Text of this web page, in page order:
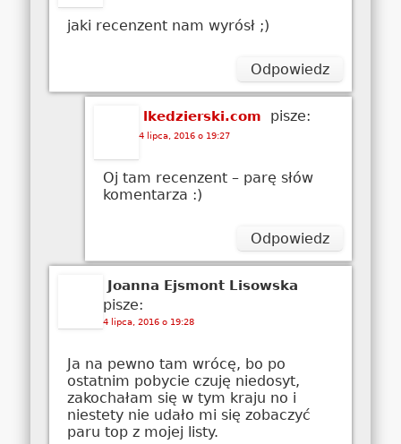
jaki recenzent nam wyrósł ;)
Odpowiedz
lkedzierski.com pisze:
4 lipca, 2016 o 19:27
Oj tam recenzent – parę słów
komentarza :)
Odpowiedz
Joanna Ejsmont Lisowska
pisze:
4 lipca, 2016 o 19:28
Ja na pewno tam wrócę, bo po
ostatnim pobycie czuję niedosyt,
zakochałam się w tym kraju no i
niestety nie udało mi się zobaczyć
paru top z mojej listy.